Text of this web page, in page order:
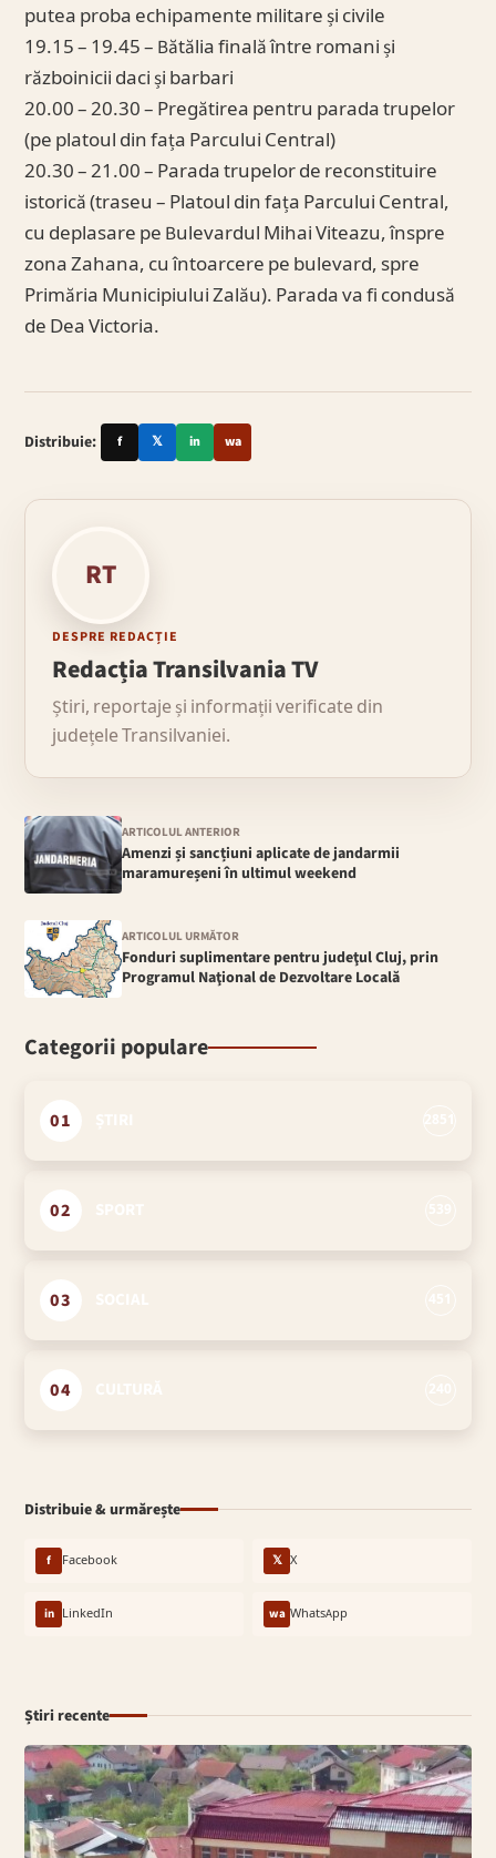
putea proba echipamente militare și civile
19.15 – 19.45 – Bătălia finală între romani și
războinicii daci și barbari
20.00 – 20.30 – Pregătirea pentru parada trupelor
(pe platoul din fața Parcului Central)
20.30 – 21.00 – Parada trupelor de reconstituire
istorică (traseu – Platoul din fața Parcului Central,
cu deplasare pe Bulevardul Mihai Viteazu, înspre
zona Zahana, cu întoarcere pe bulevard, spre
Primăria Municipiului Zalău). Parada va fi condusă
de Dea Victoria.
Distribuie: f 𝕏 in wa
RT
DESPRE REDACȚIE
Redacția Transilvania TV
Știri, reportaje și informații verificate din
județele Transilvaniei.
ARTICOLUL ANTERIOR
Amenzi și sancțiuni aplicate de jandarmii
maramureșeni în ultimul weekend
ARTICOLUL URMĂTOR
Fonduri suplimentare pentru judeţul Cluj, prin
Programul Naţional de Dezvoltare Locală
Categorii populare
01
02
03
04
Distribuie & urmărește
f Facebook 𝕏 X
in LinkedIn wa WhatsApp
Știri recente